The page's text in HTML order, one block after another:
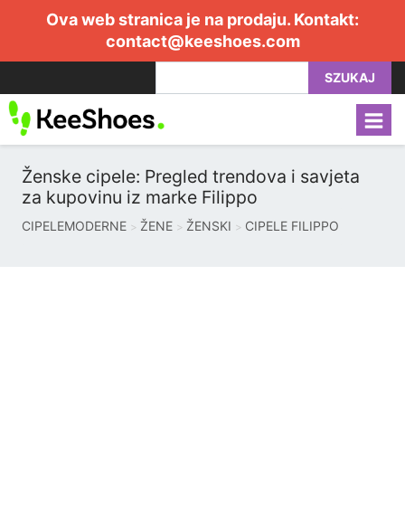
Ova web stranica je na prodaju. Kontakt:
contact@keeshoes.com
SZUKAJ
Ženske cipele: Pregled trendova i savjeta
za kupovinu iz marke Filippo
CIPELEMODERNE ŽENE ŽENSKI CIPELE FILIPPO